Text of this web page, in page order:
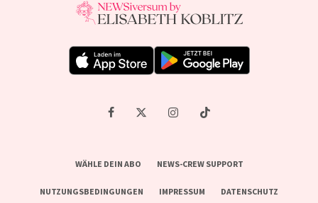
WÄHLE DEIN ABO NEWS-CREW SUPPORT
NUTZUNGSBEDINGUNGEN IMPRESSUM DATENSCHUTZ